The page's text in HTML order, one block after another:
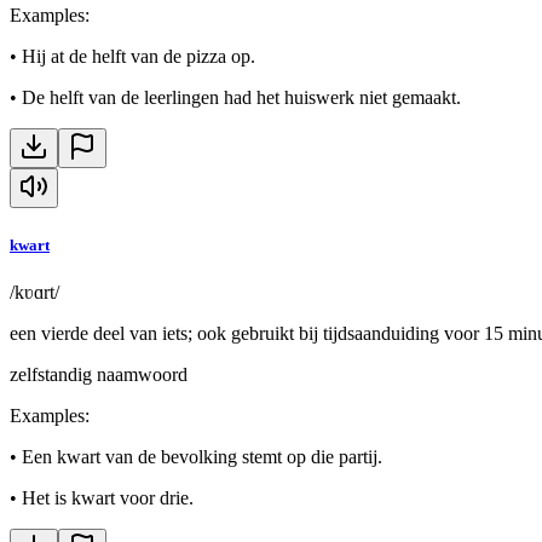
Examples:
• Hij at de helft van de pizza op.
• De helft van de leerlingen had het huiswerk niet gemaakt.
kwart
/kʋɑrt/
een vierde deel van iets; ook gebruikt bij tijdsaanduiding voor 15
zelfstandig naamwoord
Examples:
• Een kwart van de bevolking stemt op die partij.
• Het is kwart voor drie.